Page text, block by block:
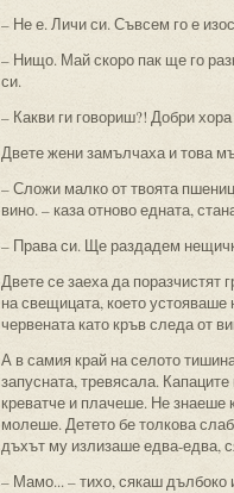
– Не е. Личи си. Съвсем го е
– Нищо. Май скоро пак ще го
си.
– Какви ги говориш?! Добри
Двете жени замълчаха и това
– Сложи малко от твоята
вино. – каза отново едната,
– Права си. Ще раздадем
Двете се заеха да поразчистят
на свещицата, което устояваше
червената като кръв следа от
А в самия край на селото
запусната, тревясала.
креватче и плачеше. Не
молеше. Детето бе толкова
дъхът му излизаше едва-едва,
– Мамо... – тихо, сякаш дълбоко